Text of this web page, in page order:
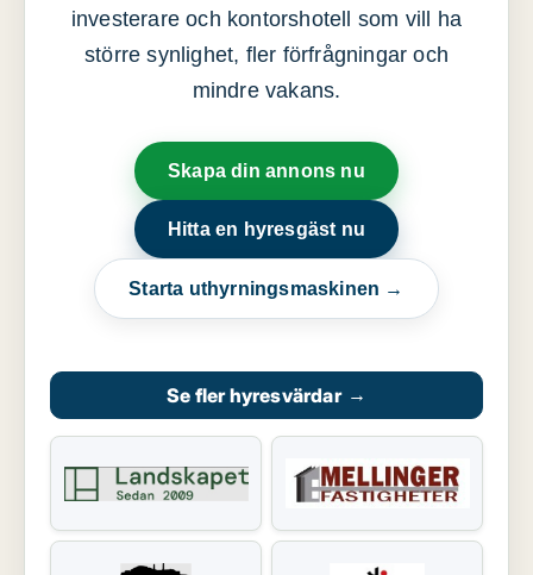
investerare och kontorshotell som vill ha
större synlighet, fler förfrågningar och
mindre vakans.
Skapa din annons nu
Hitta en hyresgäst nu
Starta uthyrningsmaskinen →
Se fler hyresvärdar →